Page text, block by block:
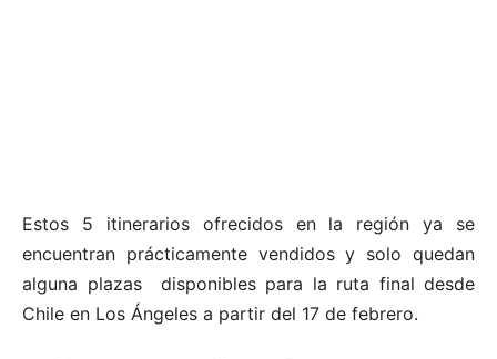
Estos 5 itinerarios ofrecidos en la región ya se
encuentran prácticamente vendidos y solo quedan
alguna plazas disponibles para la ruta final desde
Chile en Los Ángeles a partir del 17 de febrero.